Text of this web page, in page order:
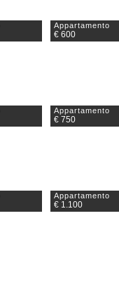
Appartamento
€ 600
Appartamento
€ 750
Appartamento
€ 1.100